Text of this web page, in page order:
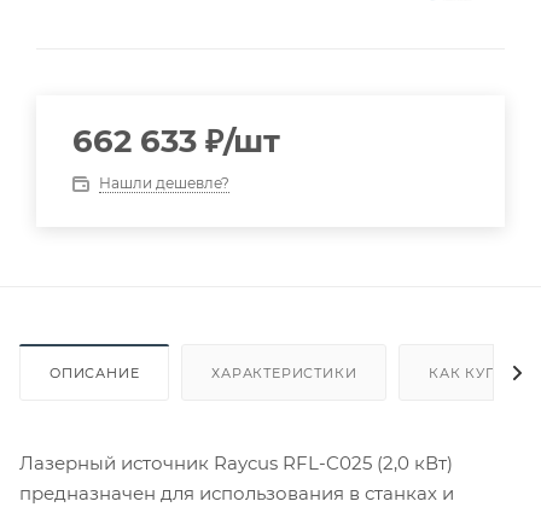
662 633 ₽/шт
Нашли дешевле?
ОПИСАНИЕ ХАРАКТЕРИСТИКИ КАК КУПИТЬ
Лазерный источник Raycus RFL-C025 (2,0 кВт)
предназначен для использования в станках и